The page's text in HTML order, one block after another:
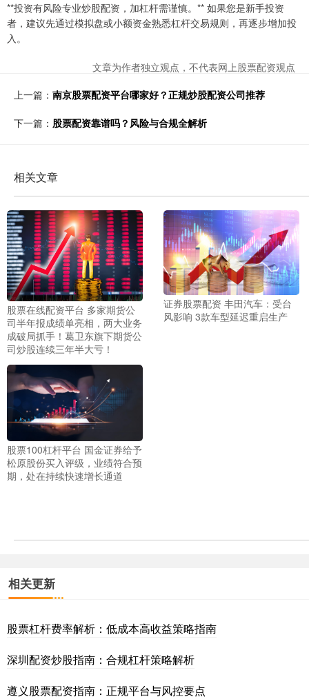
**投资有风险专业炒股配资，加杠杆需谨慎。** 如果您是新手投资
者，建议先通过模拟盘或小额资金熟悉杠杆交易规则，再逐步增加投
入。
文章为作者独立观点，不代表网上股票配资观点
上一篇： 南京股票配资平台哪家好？正规炒股配资公司推荐
下一篇： 股票配资靠谱吗？风险与合规全解析
相关文章
股票在线配资平台 多家期货公
司半年报成绩单亮相，两大业务
成破局抓手！葛卫东旗下期货公
司炒股连续三年半大亏！
证券股票配资 丰田汽车：受台
风影响 3款车型延迟重启生产
股票100杠杆平台 国金证券给予
松原股份买入评级，业绩符合预
期，处在持续快速增长通道
相关更新
股票杠杆费率解析：低成本高收益策略指南
深圳配资炒股指南：合规杠杆策略解析
遵义股票配资指南：正规平台与风控要点